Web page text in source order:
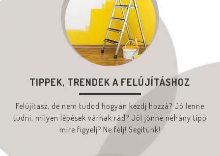
TIPPEK, TRENDEK A FELÚJÍTÁSHOZ
Felújítasz, de nem tudod hogyan kezdj hozzá? Jó lenne
tudni, milyen lépések várnak rád? Jól jönne néhány tipp
mire figyelj? Ne félj! Segítünk!